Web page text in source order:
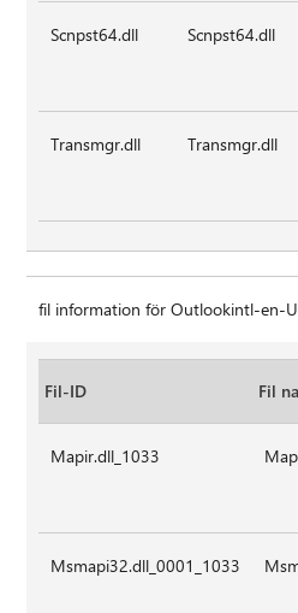
Scnpst64.dll Scnpst64.dll
Transmgr.dll Transmgr.dll
fil information för Outlookintl-en-
Fil-ID Fil
Mapir.dll_1033
Msmapi32.dll_0001_1033